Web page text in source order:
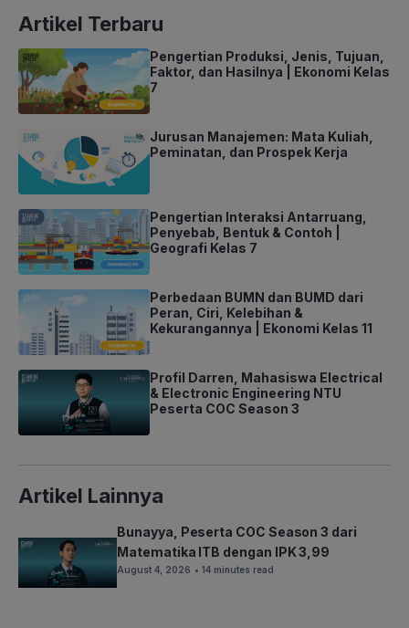
Artikel Terbaru
Pengertian Produksi, Jenis, Tujuan,
Faktor, dan Hasilnya | Ekonomi Kelas
7
Jurusan Manajemen: Mata Kuliah,
Peminatan, dan Prospek Kerja
Pengertian Interaksi Antarruang,
Penyebab, Bentuk & Contoh |
Geografi Kelas 7
Perbedaan BUMN dan BUMD dari
Peran, Ciri, Kelebihan &
Kekurangannya | Ekonomi Kelas 11
Profil Darren, Mahasiswa Electrical
& Electronic Engineering NTU
Peserta COC Season 3
Artikel Lainnya
Bunayya, Peserta COC Season 3 dari
Matematika ITB dengan IPK 3,99
August 4, 2026 • 14 minutes read